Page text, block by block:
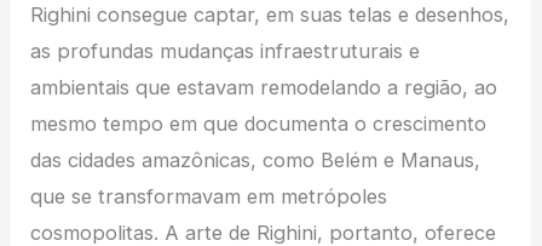
Righini consegue captar, em suas telas e desenhos,
as profundas mudanças infraestruturais e
ambientais que estavam remodelando a região, ao
mesmo tempo em que documenta o crescimento
das cidades amazônicas, como Belém e Manaus,
que se transformavam em metrópoles
cosmopolitas. A arte de Righini, portanto, oferece